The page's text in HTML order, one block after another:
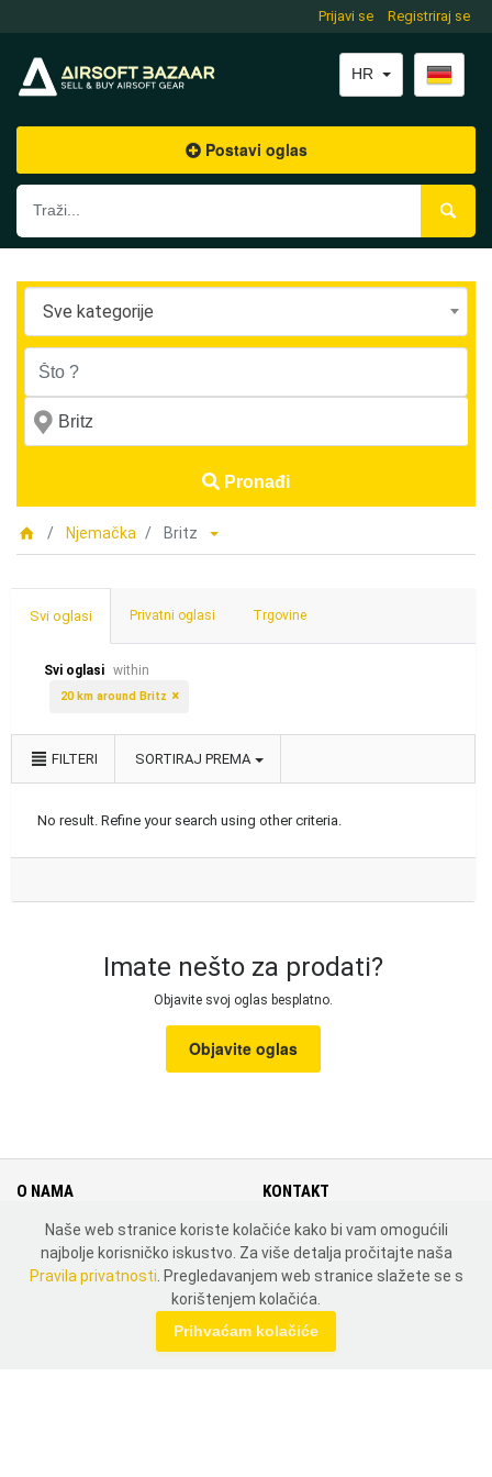
Prijavi se Registriraj se
HR
Postavi oglas
Sve kategorije
Pronađi
Njemačka Britz
Svi oglasi Privatni oglasi Trgovine
Svi oglasi within
20 km around Britz
FILTERI SORTIRAJ PREMA
No result. Refine your search using other criteria.
Imate nešto za prodati?
Objavite svoj oglas besplatno.
Objavite oglas
O NAMA
Cjenik
Uvjeti i pravila korištenja
Pravila privatnosti
KONTAKT
Kontakt
Mapa weba
Zemlje
Naše web stranice koriste kolačiće kako bi vam omogućili
najbolje korisničko iskustvo. Za više detalja pročitajte naša
Pravila privatnosti . Pregledavanjem web stranice slažete se s
korištenjem kolačića.
Prihvaćam kolačiće